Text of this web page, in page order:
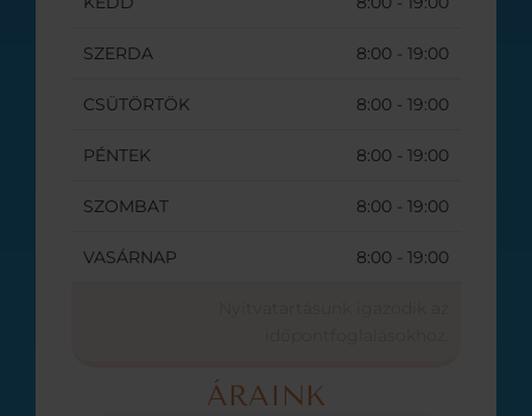
SZERDA 8:00 - 19:00
CSÜTÖRTÖK 8:00 - 19:00
PÉNTEK 8:00 - 19:00
SZOMBAT 8:00 - 19:00
VASÁRNAP 8:00 - 19:00
ÁRAINK